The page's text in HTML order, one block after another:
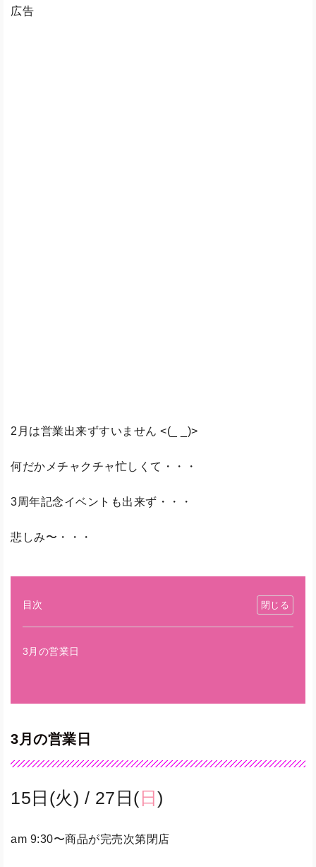
広告
2月は営業出来ずすいません <(_ _)>
何だかメチャクチャ忙しくて・・・
3周年記念イベントも出来ず・・・
悲しみ〜・・・
目次
3月の営業日
3月の営業日
15日(火) / 27日( 日 )
am 9:30〜商品が完売次第閉店